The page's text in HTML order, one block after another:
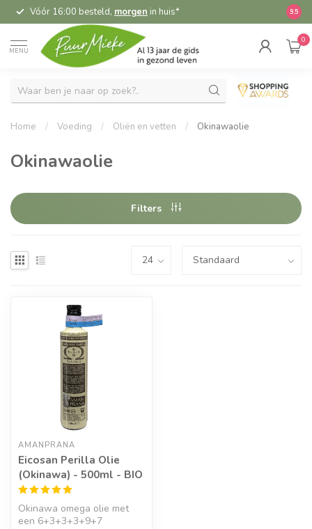
Vóór 16:00 besteld, morgen in huis* 9.5
MENU
0
Home / Voeding / Oliën en vetten / Okinawaolie
Okinawaolie
Filters
AMANPRANA
Eicosan Perilla Olie
(Okinawa) - 500ml - BIO
Okinawa omega olie met
een 6+3+3+3+9+7